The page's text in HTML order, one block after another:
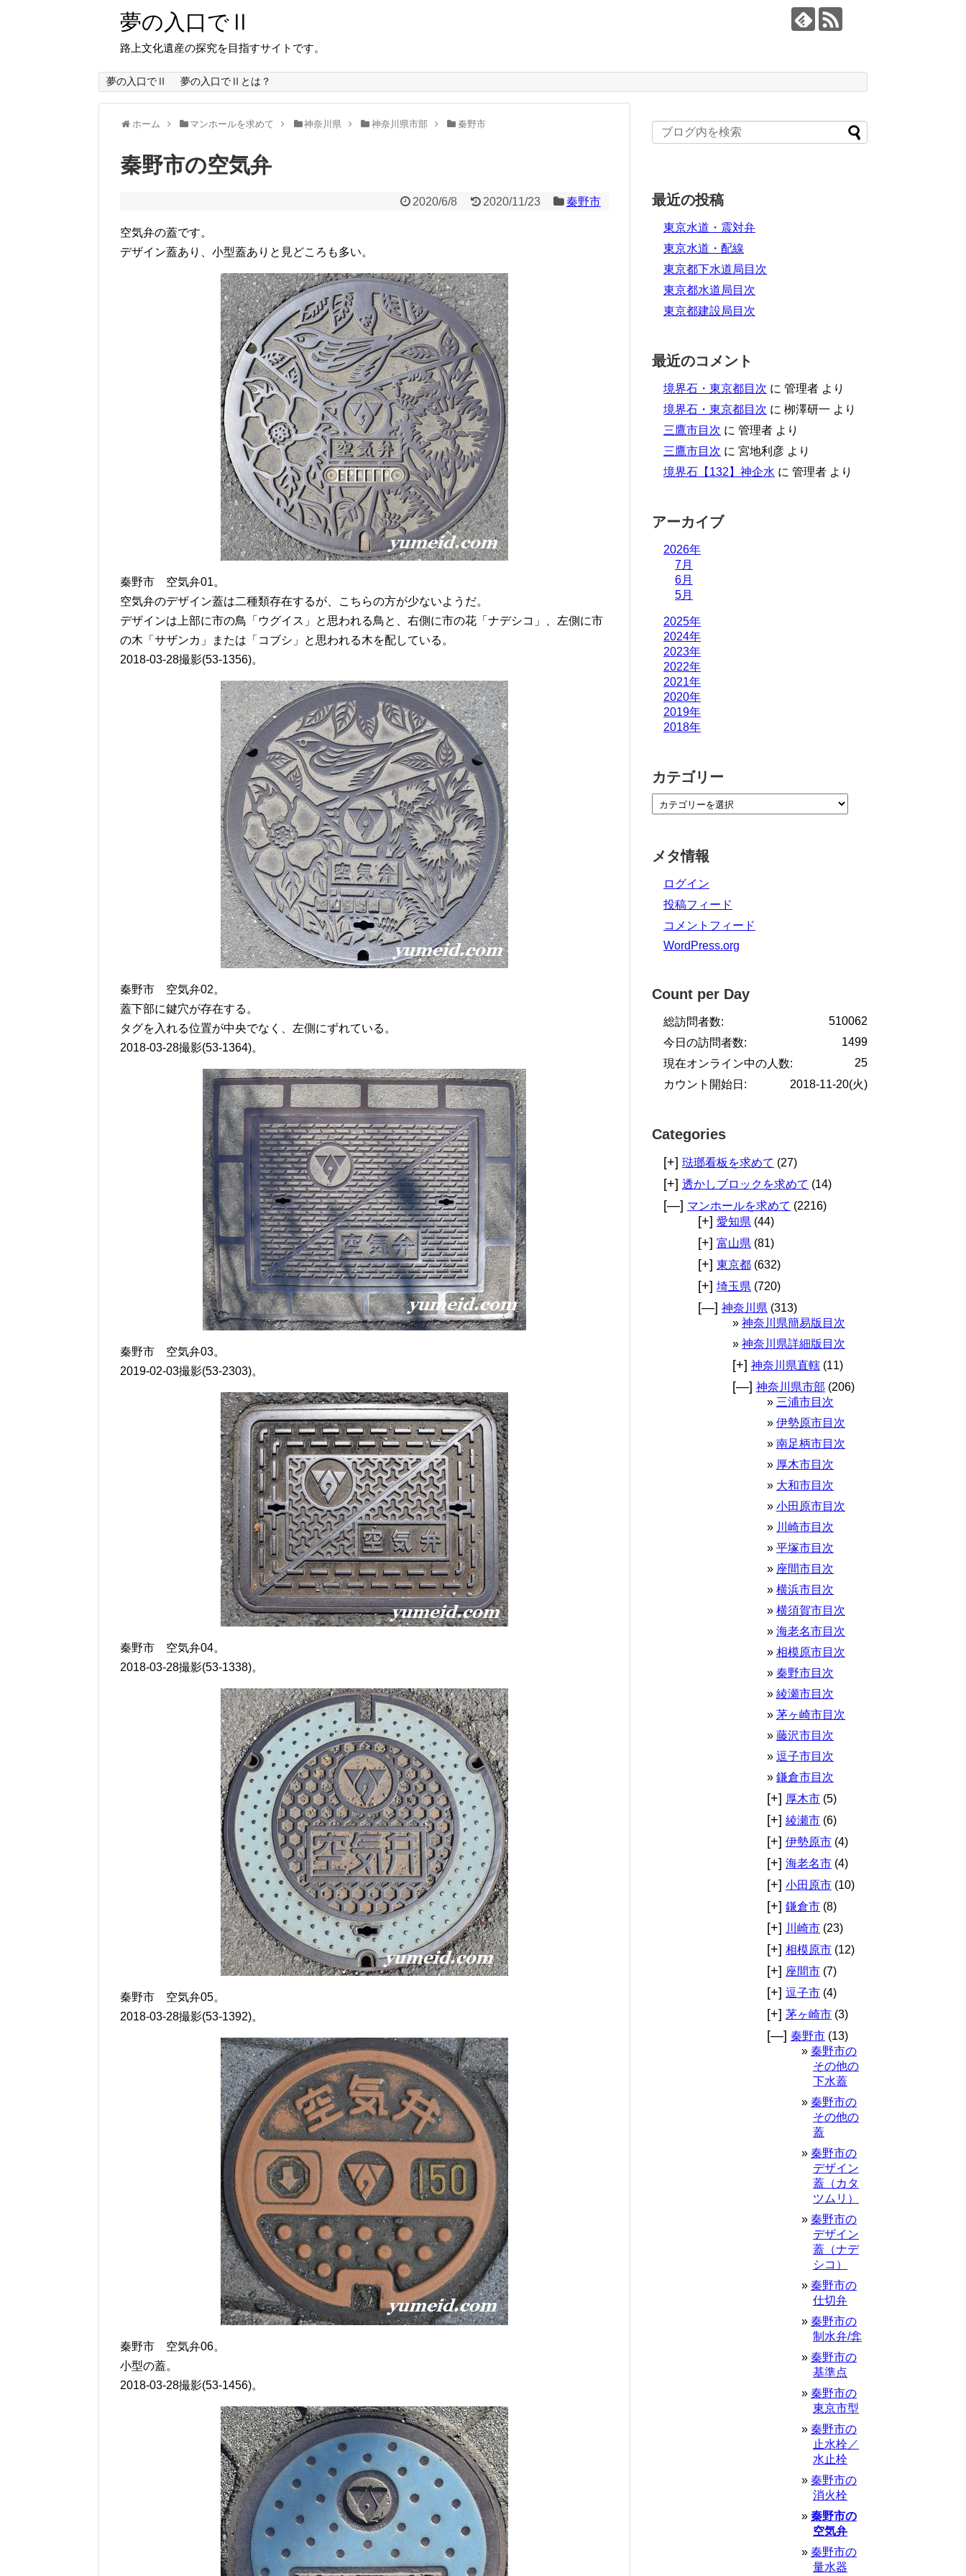
夢の入口でⅡ
路上文化遺産の探究を目指すサイトです。
夢の入口でⅡ 夢の入口でⅡとは？
ホーム マンホールを求めて 神奈川県 神奈川県市部 秦野市
秦野市の空気弁
2020/6/8 2020/11/23 秦野市
空気弁の蓋です。
デザイン蓋あり、小型蓋ありと見どころも多い。
秦野市 空気弁01。
空気弁のデザイン蓋は二種類存在するが、こちらの方が少ないようだ。
デザインは上部に市の鳥「ウグイス」と思われる鳥と、右側に市の花「ナデシコ」、左側に市
の木「サザンカ」または「コブシ」と思われる木を配している。
2018-03-28撮影(53-1356)。
秦野市 空気弁02。
蓋下部に鍵穴が存在する。
タグを入れる位置が中央でなく、左側にずれている。
2018-03-28撮影(53-1364)。
秦野市 空気弁03。
2019-02-03撮影(53-2303)。
秦野市 空気弁04。
2018-03-28撮影(53-1338)。
秦野市 空気弁05。
2018-03-28撮影(53-1392)。
秦野市 空気弁06。
小型の蓋。
2018-03-28撮影(53-1456)。
最近の投稿
東京水道・震対弁
東京水道・配線
東京都下水道局目次
東京都水道局目次
東京都建設局目次
最近のコメント
境界石・東京都目次 に 管理者 より
境界石・東京都目次 に 栁澤研一 より
三鷹市目次 に 管理者 より
三鷹市目次 に 宮地利彦 より
境界石【132】神企水 に 管理者 より
アーカイブ
2026年
7月
6月
5月
2025年
2024年
2023年
2022年
2021年
2020年
2019年
2018年
カテゴリー
メタ情報
ログイン
投稿フィード
コメントフィード
WordPress.org
Count per Day
510062
総訪問者数:
1499
今日の訪問者数:
25
現在オンライン中の人数:
2018-11-20(火)
カウント開始日:
Categories
[+] 琺瑯看板を求めて (27)
[+] 透かしブロックを求めて (14)
[—] マンホールを求めて (2216)
[+] 愛知県 (44)
[+] 富山県 (81)
[+] 東京都 (632)
[+] 埼玉県 (720)
[—] 神奈川県 (313)
神奈川県簡易版目次
神奈川県詳細版目次
[+] 神奈川県直轄 (11)
[—] 神奈川県市部 (206)
三浦市目次
伊勢原市目次
南足柄市目次
厚木市目次
大和市目次
小田原市目次
川崎市目次
平塚市目次
座間市目次
横浜市目次
横須賀市目次
海老名市目次
相模原市目次
秦野市目次
綾瀬市目次
茅ヶ崎市目次
藤沢市目次
逗子市目次
鎌倉市目次
[+] 厚木市 (5)
[+] 綾瀬市 (6)
[+] 伊勢原市 (4)
[+] 海老名市 (4)
[+] 小田原市 (10)
[+] 鎌倉市 (8)
[+] 川崎市 (23)
[+] 相模原市 (12)
[+] 座間市 (7)
[+] 逗子市 (4)
[+] 茅ヶ崎市 (3)
[—] 秦野市 (13)
秦野市の
その他の
下水蓋
秦野市の
その他の
蓋
秦野市の
デザイン
蓋（カタ
ツムリ）
秦野市の
デザイン
蓋（ナデ
シコ）
秦野市の
仕切弁
秦野市の
制水弁/弇
秦野市の
基準点
秦野市の
東京市型
秦野市の
止水栓／
水止栓
秦野市の
消火栓
秦野市の
空気弁
秦野市の
量水器